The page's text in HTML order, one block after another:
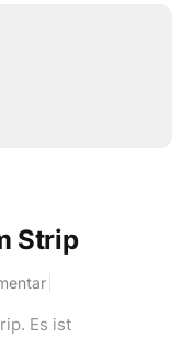
Strip
Es ist